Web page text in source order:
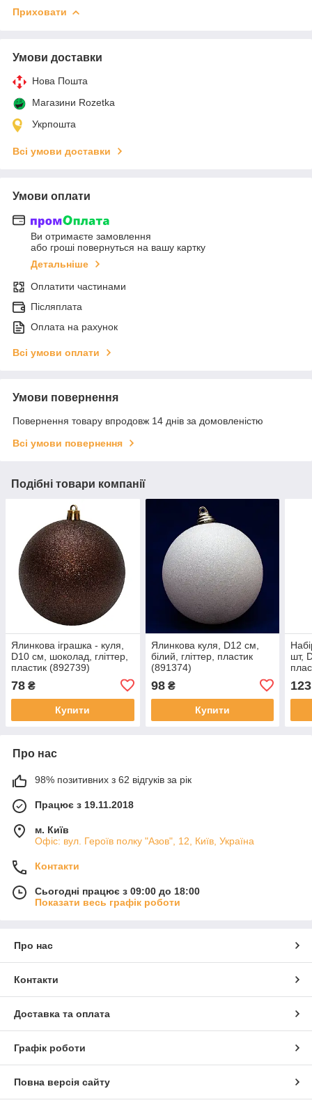
Приховати
Умови доставки
Нова Пошта
Магазини Rozetka
Укрпошта
Всі умови доставки
Умови оплати
Ви отримаєте замовлення
або гроші повернуться на вашу картку
Детальніше
Оплатити частинами
Післяплата
Оплата на рахунок
Всі умови оплати
Умови повернення
Повернення товару впродовж 14 днів за домовленістю
Всі умови повернення
Подібні товари компанії
Ялинкова іграшка - куля,
D10 см, шоколад, гліттер,
пластик (892739)
78 ₴
Купити
Ялинкова куля, D12 см,
білий, гліттер, пластик
(891374)
98₴
Купити
шт,
123
Про нас
98% позитивних з 62 відгуків за рік
Працює з 19.11.2018
м. Київ
Офіс: вул. Героїв полку "Азов", 12, Київ, Україна
Контакти
Сьогодні працює з 09:00 до 18:00
Показати весь графік роботи
Про нас
Контакти
Доставка та оплата
Графік роботи
Повна версія сайту